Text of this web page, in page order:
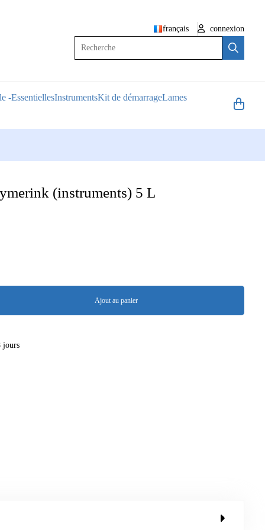
français
connexion
-EssentiellesInstrumentsKit de démarrageLames
(instruments) 5 L
Ajout au panier
jours